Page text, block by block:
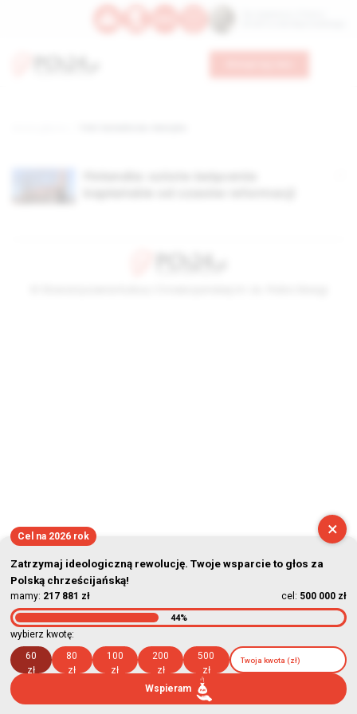
×
Cel na 2026 rok
Zatrzymaj ideologiczną rewolucję. Twoje wsparcie to głos za
Polską chrześcijańską!
mamy: 217 881 zł cel: 500 000 zł
44%
wybierz kwotę:
60
zł
80
zł
100
zł
200
zł
500
zł
Wspieram